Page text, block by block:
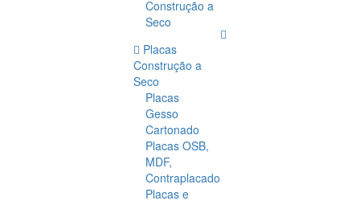
Construção a
Seco
Placas
Construção a
Seco
Placas
Gesso
Cartonado
Placas OSB,
MDF,
Contraplacado
Placas e